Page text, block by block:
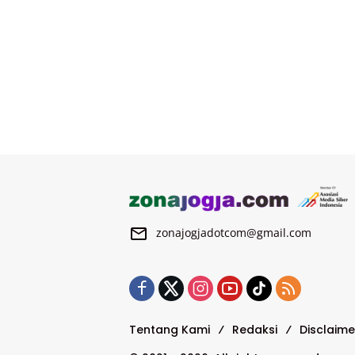
zonajogjadotcom@gmail.com
Tentang Kami Redaksi